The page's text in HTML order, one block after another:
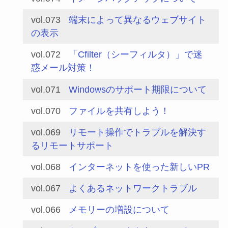
vol.073
端末によって異なるウェブサイト
の表示
vol.072
「Cfilter（シーフィルタ）」で迷
惑メール対策！
vol.071 Windowsのサポート期限について
vol.070 ファイルを共有しよう！
vol.069
リモート操作でトラブルを解決す
るリモートサポート
vol.068 インターネットを使った新しいPR
vol.067 よくあるネットワークトラブル
vol.066 メモリーの増設について